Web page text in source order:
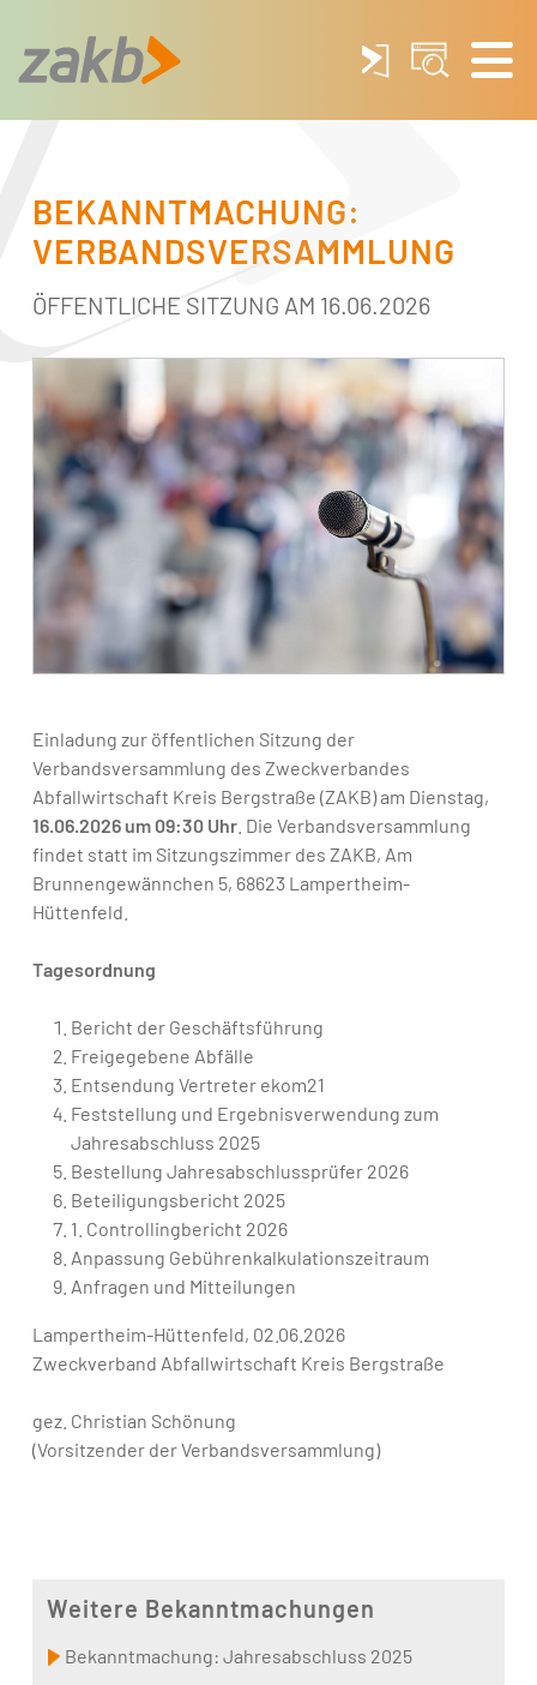
BEKANNTMACHUNG:
VERBANDSVERSAMMLUNG
ÖFFENTLICHE SITZUNG AM 16.06.2026
Einladung zur öffentlichen Sitzung der
Verbandsversammlung des Zweckverbandes
Abfallwirtschaft Kreis Bergstraße (ZAKB) am Dienstag,
16.06.2026 um 09:30 Uhr . Die Verbandsversammlung
findet statt im Sitzungszimmer des ZAKB, Am
Brunnengewännchen 5, 68623 Lampertheim-
Hüttenfeld.
Tagesordnung
Bericht der Geschäftsführung
Freigegebene Abfälle
Entsendung Vertreter ekom21
Feststellung und Ergebnisverwendung zum
Jahresabschluss 2025
Bestellung Jahresabschlussprüfer 2026
Beteiligungsbericht 2025
1. Controllingbericht 2026
Anpassung Gebührenkalkulationszeitraum
Anfragen und Mitteilungen
Lampertheim-Hüttenfeld, 02.06.2026
Zweckverband Abfallwirtschaft Kreis Bergstraße
gez. Christian Schönung
(Vorsitzender der Verbandsversammlung)
Weitere Bekanntmachungen
Bekanntmachung: Jahresabschluss 2025